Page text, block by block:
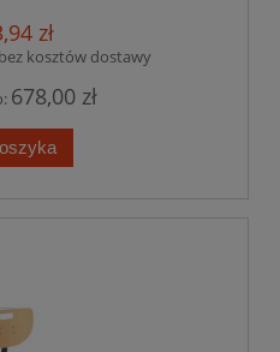
zł
kosztów dostawy
678,00 zł